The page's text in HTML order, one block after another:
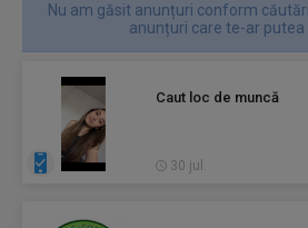
Nu am găsit anunțuri conform
anunțuri care te-ar putea
Caut loc de muncă
30 jul.